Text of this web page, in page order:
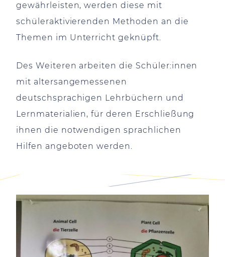
gewährleisten, werden diese mit
schüleraktivierenden Methoden an die
Themen im Unterricht geknüpft.
Des Weiteren arbeiten die Schüler:innen
mit altersangemessenen
deutschsprachigen Lehrbüchern und
Lernmaterialien, für deren Erschließung
ihnen die notwendigen sprachlichen
Hilfen angeboten werden.